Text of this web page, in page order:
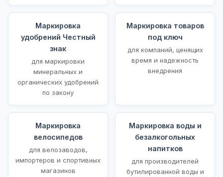
Маркировка
удобрений Честный
знак
для маркировки
минеральных и
органических удобрений
по закону
Маркировка товаров
под ключ
для компаний, ценящих
время и надежность
внедрения
Маркировка
велосипедов
для велозаводов,
импортеров и спортивных
магазинов
Маркировка воды и
безалкогольных
напитков
для производителей
бутилированной воды и